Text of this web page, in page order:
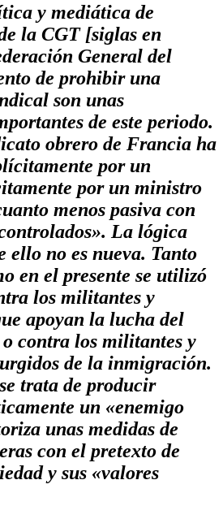
y mediática de
la CGT [siglas en
General del
de prohibir una
son unas
de este periodo.
obrero de Francia ha
por un
por un ministro
menos pasiva con
La lógica
ello no es nueva. Tanto
en el presente se utilizó
los militantes y
apoyan la lucha del
contra los militantes y
de la inmigración.
trata de producir
un «enemigo
unas medidas de
con el pretexto de
y sus «valores